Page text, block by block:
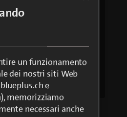
contratto 1 mese, poi
mensilmente
un funzionamento
dei nostri siti Web
e
memorizziamo
necessari anche